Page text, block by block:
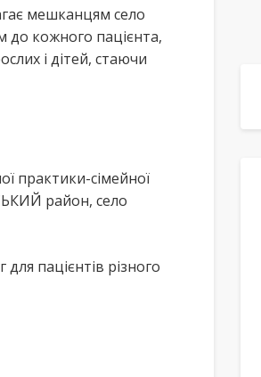
мешканцям село
кожного пацієнта,
і дітей, стаючи
практики-сімейної
район, село
пацієнтів різного